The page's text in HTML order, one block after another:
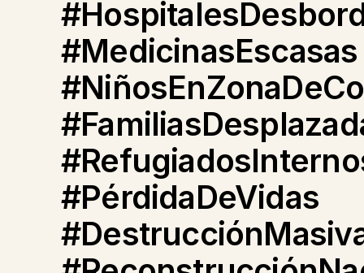
#MedicinasEscasas
#PérdidaDeVidas